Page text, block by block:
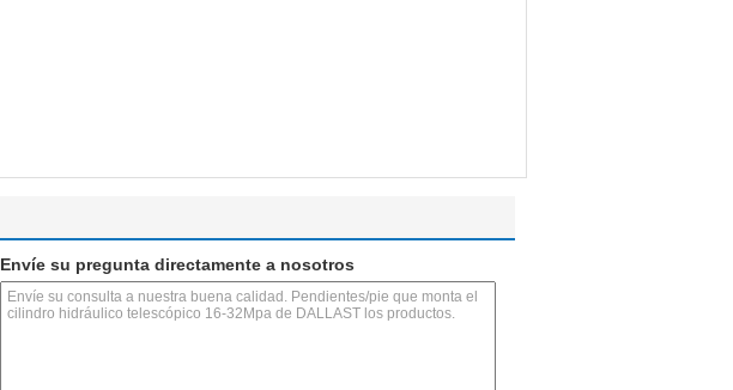
Envíe su pregunta directamente a nosotros